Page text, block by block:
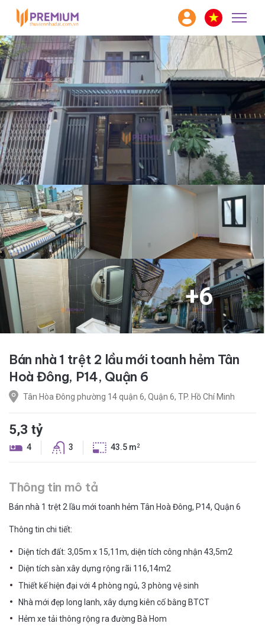
+6
Bán nhà 1 trệt 2 lầu mới toanh hẻm Tân
Hoà Đông, P14, Quận 6
Tân Hòa Đông phường 14 quận 6, Quận 6, TP. Hồ Chí Minh
5,3 tỷ
4 3 43.5 m 2
Thông tin mô tả
Bán nhà 1 trệt 2 lầu mới toanh hẻm Tân Hoà Đông, P14, Quận 6
Thông tin chi tiết:
Diện tích đất: 3,05m x 15,11m, diện tích công nhận 43,5m2
Diện tích sàn xây dựng rộng rãi 116,14m2
Thiết kế hiện đại với 4 phòng ngủ, 3 phòng vệ sinh
Nhà mới đẹp long lanh, xây dựng kiên cố bằng BTCT
Hẻm xe tải thông rộng ra đường Bà Hom